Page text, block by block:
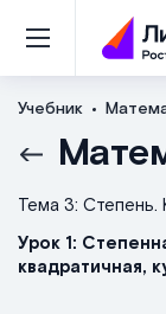
Учебник
Тема 3: Степень.
Урок 1:
квадратичная,